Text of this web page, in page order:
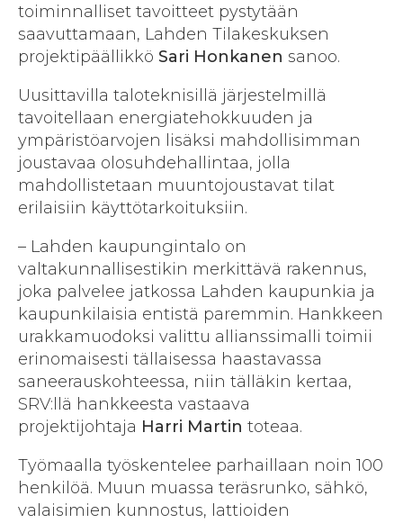
toiminnalliset tavoitteet pystytään
saavuttamaan, Lahden Tilakeskuksen
projektipäällikkö Sari Honkanen sanoo.
Uusittavilla taloteknisillä järjestelmillä
tavoitellaan energiatehokkuuden ja
ympäristöarvojen lisäksi mahdollisimman
joustavaa olosuhdehallintaa, jolla
mahdollistetaan muuntojoustavat tilat
erilaisiin käyttötarkoituksiin.
– Lahden kaupungintalo on
valtakunnallisestikin merkittävä rakennus,
joka palvelee jatkossa Lahden kaupunkia ja
kaupunkilaisia entistä paremmin. Hankkeen
urakkamuodoksi valittu allianssimalli toimii
erinomaisesti tällaisessa haastavassa
saneerauskohteessa, niin tälläkin kertaa,
SRV:llä hankkeesta vastaava
projektijohtaja Harri Martin toteaa.
Työmaalla työskentelee parhaillaan noin 100
henkilöä. Muun muassa teräsrunko, sähkö,
valaisimien kunnostus, lattioiden